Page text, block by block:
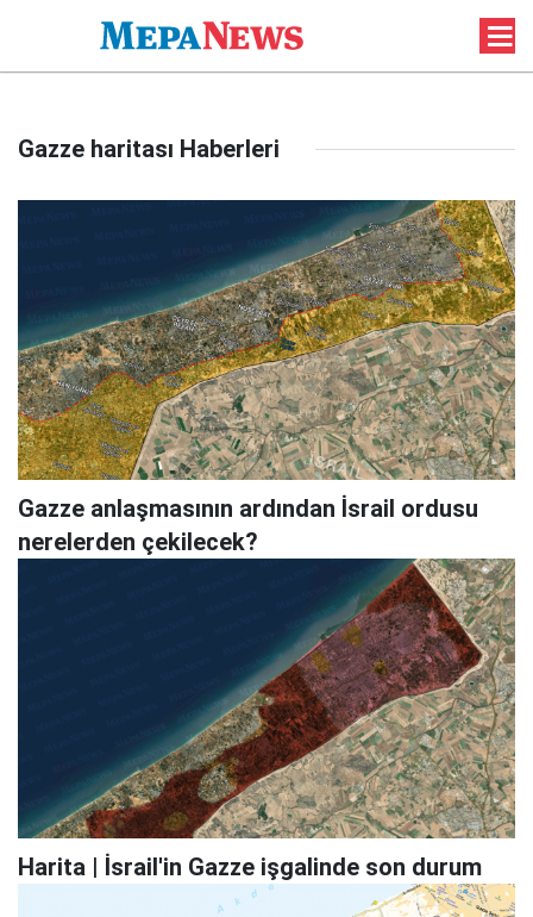
Gazze haritası Haberleri
Gazze anlaşmasının ardından İsrail ordusu
nerelerden çekilecek?
Harita | İsrail'in Gazze işgalinde son durum